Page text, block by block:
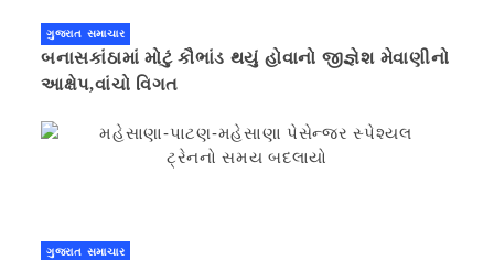
ગુજરાત સમાચાર
બનાસકાંઠામાં મોટું કૌભાંડ થયું હોવાનો જીજ્ઞેશ મેવાણીનો
આક્ષેપ,વાંચો વિગત
ગુજરાત સમાચાર